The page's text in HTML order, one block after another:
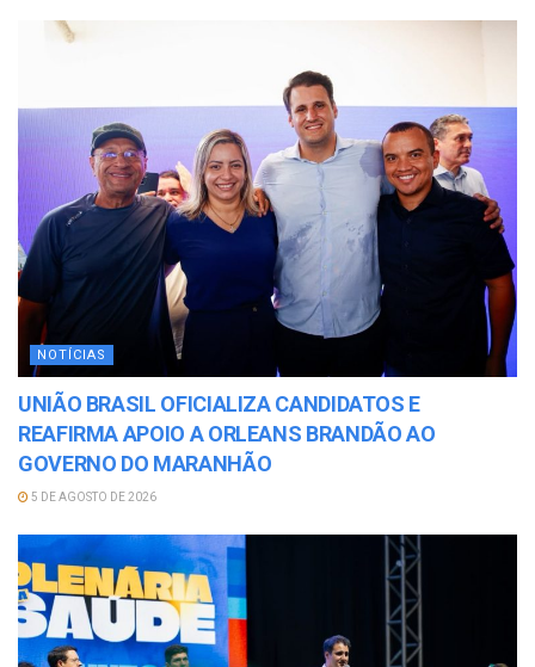
NOTÍCIAS
UNIÃO BRASIL OFICIALIZA CANDIDATOS E
REAFIRMA APOIO A ORLEANS BRANDÃO AO
GOVERNO DO MARANHÃO
5 DE AGOSTO DE 2026